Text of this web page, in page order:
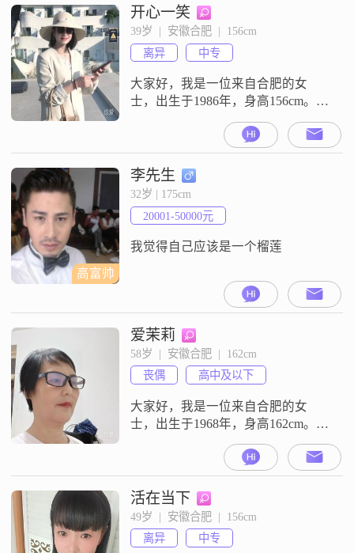
及以下，但我相信生活经验和不断
学习同样重要##3002##我性格细腻
敏感，这让我在处理人际关系时更
加细心和体贴##3002##我非常重视
家庭，认为
开心一笑
39岁  |  安徽合肥  |  156cm
离异
中专
大家好，我是一位来自合肥的女
士，出生于1986年，身高156cm。我
3001到5000元之间。虽然我的学历
是中专，但我相信一个人的品质和
能力并不完全取决于学历。在生活
中，我一直秉持着真诚可靠的原
则，对待每一个人都充满善意和热
情。我性格温柔体贴，善于倾听他
人的心声，也愿意给予别人关怀和
高富帅
李先生
32岁 | 175cm
20001-50000元
我觉得自己应该是一个榴莲
爱茉莉
58岁  |  安徽合肥  |  162cm
丧偶
高中及以下
大家好，我是一位来自合肥的女
士，出生于1968年，身高162cm。我
的收入适中，每月在3000元以下。
虽然学历只是高中及以下，但我一
直保持着学习的热情，努力提升自
己的能力和素养。我性格随和，善
解人意，总是愿意倾听他人的心
声，给予他们关怀和支持。我热爱
生活，注重健康管理，追求简单而
活在当下
49岁  |  安徽合肥  |  156cm
离异
中专